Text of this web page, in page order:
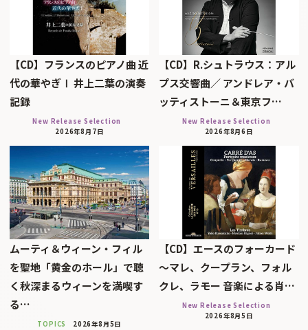
【CD】フランスのピアノ曲 近
代の華やぎⅠ 井上二葉の演奏
記録
New Release Selection
2026年8月7日
【CD】R.シュトラウス：アル
プス交響曲／ アンドレア・バ
ッティストーニ＆東京フ…
New Release Selection
2026年8月6日
ムーティ＆ウィーン・フィル
を聖地「黄金のホール」で聴
く秋深まるウィーンを満喫す
る…
TOPICS 2026年8月5日
【CD】エースのフォーカード
～マレ、クープラン、フォル
クレ、ラモー 音楽による肖…
New Release Selection
2026年8月5日